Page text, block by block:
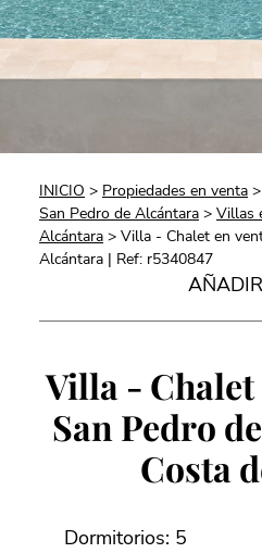
INICIO > Propiedades en venta >
San Pedro de Alcántara > Villas
Alcántara > Villa - Chalet en
Alcántara | Ref: r5340847
Villa - Chalet
San Pedro
Costa
Dormitorios: 5